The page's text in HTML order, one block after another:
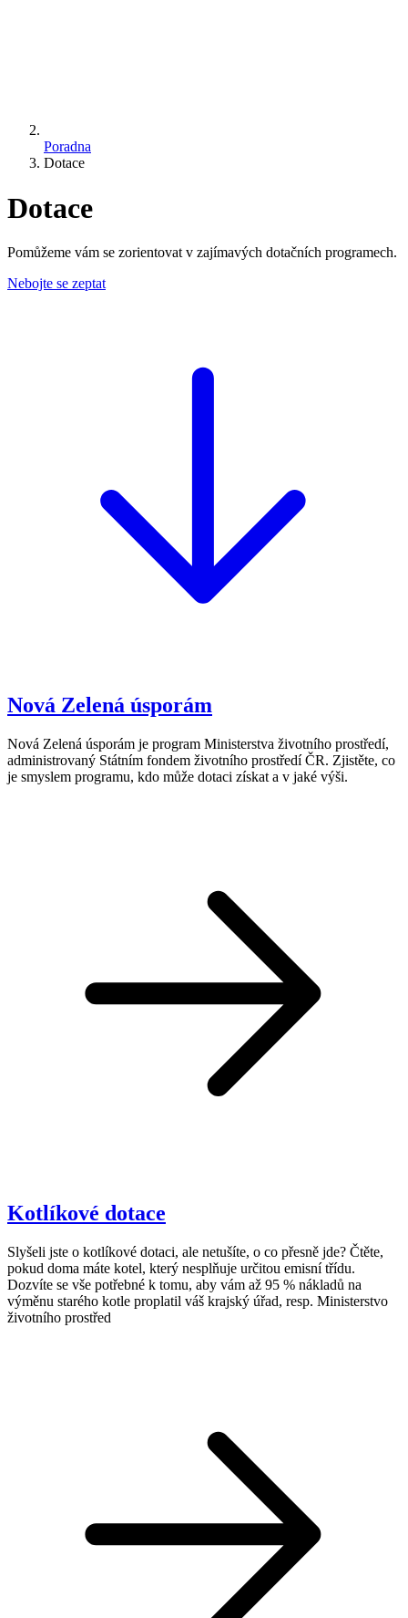
Poradna
Dotace
Dotace
Pomůžeme vám se zorientovat v zajímavých dotačních programech.
Nebojte se zeptat
Nová Zelená úsporám
Nová Zelená úsporám je program Ministerstva životního prostředí,
administrovaný Státním fondem životního prostředí ČR. Zjistěte, co
je smyslem programu, kdo může dotaci získat a v jaké výši.
Kotlíkové dotace
Slyšeli jste o kotlíkové dotaci, ale netušíte, o co přesně jde? Čtěte,
pokud doma máte kotel, který nesplňuje určitou emisní třídu.
Dozvíte se vše potřebné k tomu, aby vám až 95 % nákladů na
výměnu starého kotle proplatil váš krajský úřad, resp. Ministerstvo
životního prostřed